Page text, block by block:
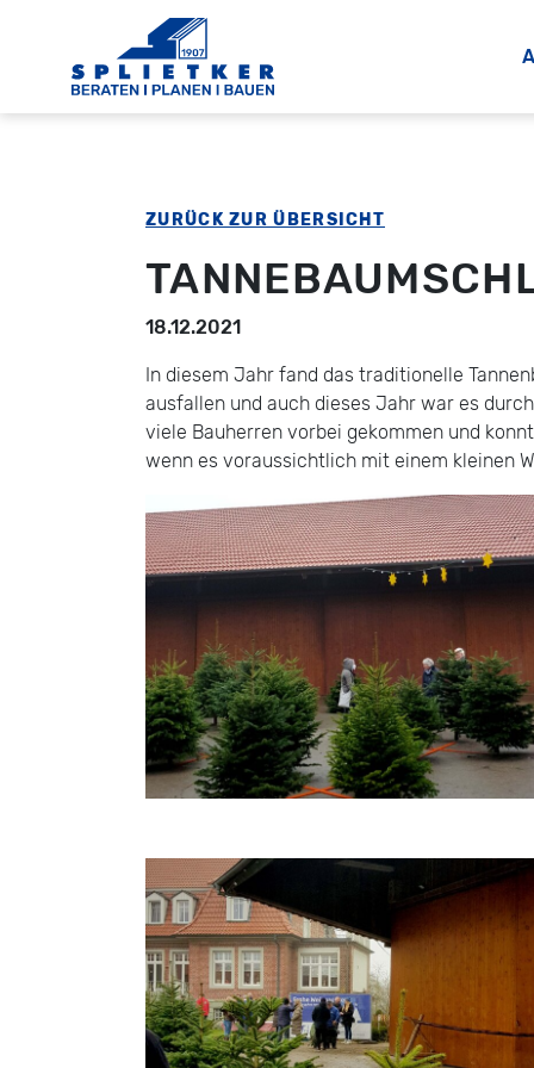
ZURÜCK ZUR ÜBERSICHT
18.12.2021
In diesem Jahr fand das traditionelle
ausfallen und auch dieses Jahr war es
viele Bauherren vorbei gekommen und
wenn es voraussichtlich mit einem kleinen